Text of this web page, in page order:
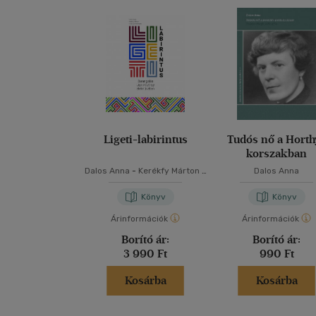
Ligeti-labirintus
Dalos Anna - Kerékfy Márton -
Könyv
Árinformációk
Borító ár:
3 990 Ft
Kosárba
Tudós nő a
korszakban
Dalos Anna
Könyv
Árinformációk
Borító ár:
990 Ft
Kosárba